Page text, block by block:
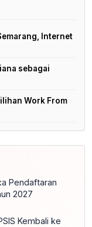
Internet
sebagai
Work From
Pendaftaran
2027
Kembali ke